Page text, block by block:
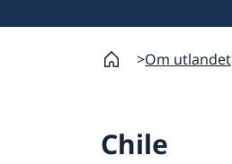
Om utlandet
Chile